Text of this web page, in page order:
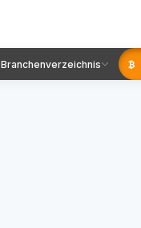
Branchenverzeichnis